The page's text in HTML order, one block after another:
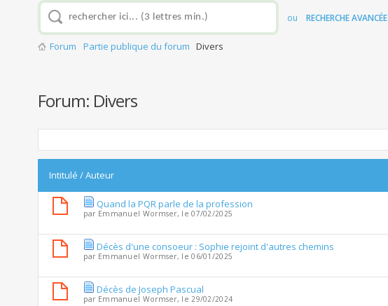
ou RECHERCHE AVANCÉE
Forum Partie publique du forum Divers
Forum: Divers
Intitulé /Auteur
Quand la PQR parle de la profession
par Emmanuel Wormser, le 07/02/2025
Décès d'une consoeur : Sophie rejoint d'autres chemins
par Emmanuel Wormser, le 06/01/2025
Décès de Joseph Pascual
par Emmanuel Wormser, le 29/02/2024